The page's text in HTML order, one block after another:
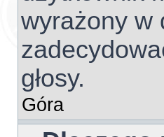
wyrażony w
głosy.
Góra